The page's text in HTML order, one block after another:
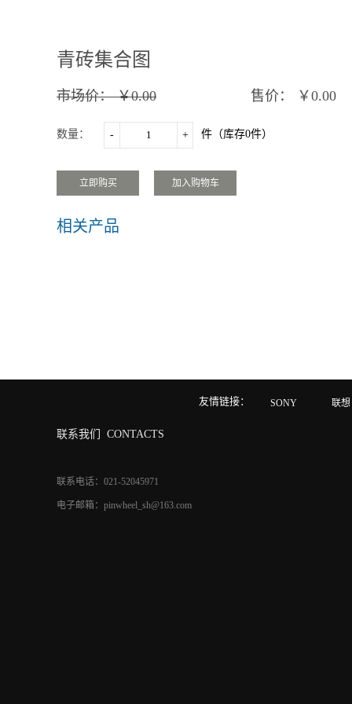
青砖集合图
售价： ￥0.00
市场价： ￥0.00
数量： - + 件（库存0件）
相关产品
友情链接： SONY 联想
联系我们 CONTACTS
联系电话：021-52045971
电子邮箱：pinwheel_sh@163.com